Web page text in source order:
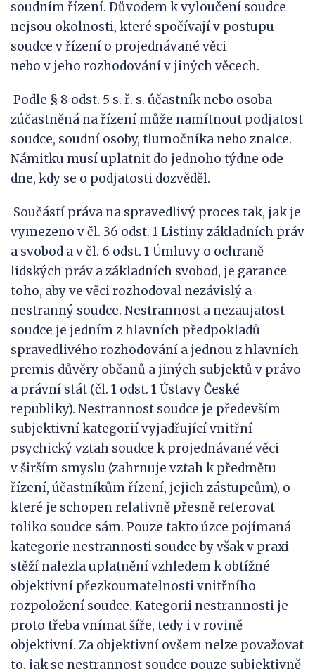
soudním řízení. Důvodem k vyloučení soudce
nejsou okolnosti, které spočívají v postupu
soudce v řízení o projednávané věci
nebo v jeho rozhodování v jiných věcech.
Podle § 8 odst. 5 s. ř. s. účastník nebo osoba
zúčastněná na řízení může namítnout podjatost
soudce, soudní osoby, tlumočníka nebo znalce.
Námitku musí uplatnit do jednoho týdne ode
dne, kdy se o podjatosti dozvěděl.
Součástí práva na spravedlivý proces tak, jak je
vymezeno v čl. 36 odst. 1 Listiny základních práv
a svobod a v čl. 6 odst. 1 Úmluvy o ochraně
lidských práv a základních svobod, je garance
toho, aby ve věci rozhodoval nezávislý a
nestranný soudce. Nestrannost a nezaujatost
soudce je jedním z hlavních předpokladů
spravedlivého rozhodování a jednou z hlavních
premis důvěry občanů a jiných subjektů v právo
a právní stát (čl. 1 odst. 1 Ústavy České
republiky). Nestrannost soudce je především
subjektivní kategorií vyjadřující vnitřní
psychický vztah soudce k projednávané věci
v širším smyslu (zahrnuje vztah k předmětu
řízení, účastníkům řízení, jejich zástupcům), o
které je schopen relativně přesně referovat
toliko soudce sám. Pouze takto úzce pojímaná
kategorie nestrannosti soudce by však v praxi
stěží nalezla uplatnění vzhledem k obtížné
objektivní přezkoumatelnosti vnitřního
rozpoložení soudce. Kategorii nestrannosti je
proto třeba vnímat šíře, tedy i v rovině
objektivní. Za objektivní ovšem nelze považovat
to, jak se nestrannost soudce pouze subjektivně